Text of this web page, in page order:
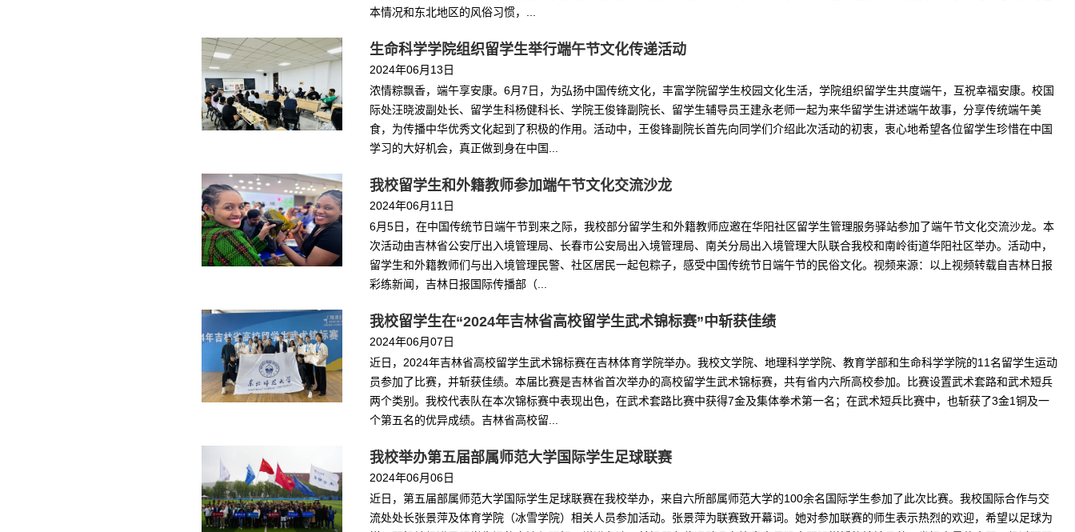
本情况和东北地区的风俗习惯，...
生命科学学院组织留学生举行端午节文化传递活动
2024年06月13日
浓情粽飘香，端午享安康。6月7日，为弘扬中国传统文化，丰富学院留学生校园文化生活，学院组织留学生共度端午，互祝幸福安康。校国
际处汪晓波副处长、留学生科杨健科长、学院王俊锋副院长、留学生辅导员王建永老师一起为来华留学生讲述端午故事，分享传统端午美
食，为传播中华优秀文化起到了积极的作用。活动中，王俊锋副院长首先向同学们介绍此次活动的初衷，衷心地希望各位留学生珍惜在中国
学习的大好机会，真正做到身在中国...
我校留学生和外籍教师参加端午节文化交流沙龙
2024年06月11日
6月5日，在中国传统节日端午节到来之际，我校部分留学生和外籍教师应邀在华阳社区留学生管理服务驿站参加了端午节文化交流沙龙。本
次活动由吉林省公安厅出入境管理局、长春市公安局出入境管理局、南关分局出入境管理大队联合我校和南岭街道华阳社区举办。活动中，
留学生和外籍教师们与出入境管理民警、社区居民一起包粽子，感受中国传统节日端午节的民俗文化。视频来源：以上视频转载自吉林日报
彩练新闻，吉林日报国际传播部（...
我校留学生在“2024年吉林省高校留学生武术锦标赛”中斩获佳绩
2024年06月07日
近日，2024年吉林省高校留学生武术锦标赛在吉林体育学院举办。我校文学院、地理科学学院、教育学部和生命科学学院的11名留学生运动
员参加了比赛，并斩获佳绩。本届比赛是吉林省首次举办的高校留学生武术锦标赛，共有省内六所高校参加。比赛设置武术套路和武术短兵
两个类别。我校代表队在本次锦标赛中表现出色，在武术套路比赛中获得7金及集体拳术第一名；在武术短兵比赛中，也斩获了3金1铜及一
个第五名的优异成绩。吉林省高校留...
我校举办第五届部属师范大学国际学生足球联赛
2024年06月06日
近日，第五届部属师范大学国际学生足球联赛在我校举办，来自六所部属师范大学的100余名国际学生参加了此次比赛。我校国际合作与交
流处处长张景萍及体育学院（冰雪学院）相关人员参加活动。张景萍为联赛致开幕词。她对参加联赛的师生表示热烈的欢迎，希望以足球为